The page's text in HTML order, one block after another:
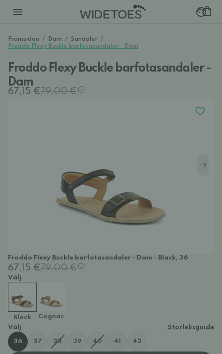
Framsidan / Dam / Sandaler /
Froddo Flexy Buckle barfotasandaler - Dam
Froddo Flexy Buckle barfotasandaler -
Dam
67,15 €79,00 €
Froddo Flexy Buckle barfotasandaler - Dam - Black, 36
67,15 €79,00 €
Välj
Black
Cognac
Välj
Storleksguide
36 37 38 39 40 41 42